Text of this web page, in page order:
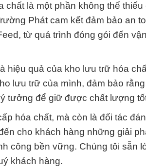
là một phần không thể thiếu
Phát cam kết đảm bảo an
từ quá trình đóng gói đến
hiệu quả của kho lưu trữ hóa
lưu trữ của mình, đảm bảo
tưởng để giữ được chất lượng
hóa chất, mà còn là đối tác
cho khách hàng những giải
công bền vững. Chúng tôi sẵn
khách hàng.